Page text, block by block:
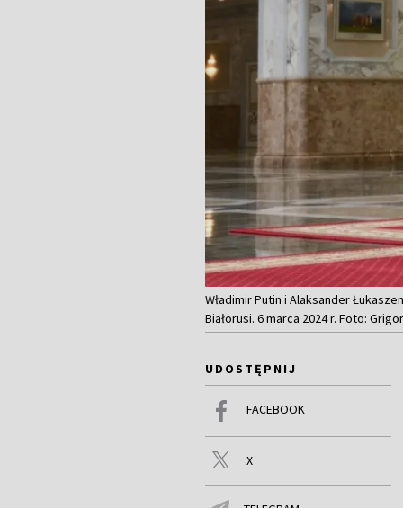
Władimir Putin i Alaksander
Białorusi. 6 marca 2024 r. Foto:
UDOSTĘPNIJ
FACEBOOK
X